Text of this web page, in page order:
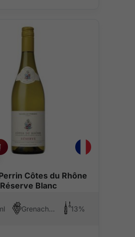
Côtes du Rhône
Réserve Blanc
Grenache Blanc, Marsanne, Roussanne 13%